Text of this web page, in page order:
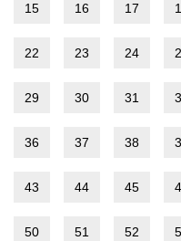
15 16 17
22 23 24
29 30 31
36 37 38
43 44 45
50 51 52